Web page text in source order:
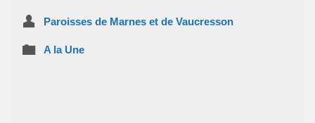
Paroisses de Marnes et de Vaucresson
A la Une